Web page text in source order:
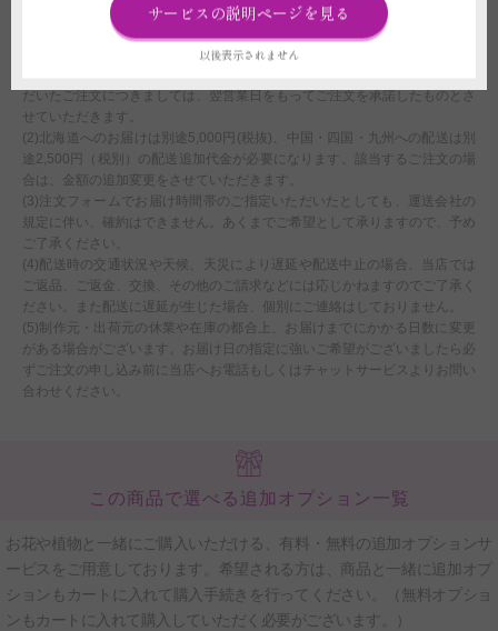
配送に関わる重要な注意事項
だいたご注文につきましては、翌営業日をもってご注文を承諾したものとさ
せていただきます。
(2)北海道へのお届けは別途5,000円(税抜)、中国・四国・九州への配送は別
途2,500円（税別）の配送追加代金が必要になります。該当するご注文の場
合は、金額の追加変更をさせていただきます。
(3)注文フォームでお届け時間帯のご指定いただいたとしても、運送会社の
規定に伴い、確約はできません。あくまでご希望として承りますので、予め
ご了承ください。
(4)配送時の交通状況や天候、天災により遅延や配送中止の場合、当店では
ご返品、ご返金、交換、その他のご請求などには応じかねますのでご了承く
ださい。また配送に遅延が生じた場合、個別にご連絡はしておりません。
(5)制作元・出荷元の休業や在庫の都合上、お届けまでにかかる日数に変更
がある場合がございます。お届け日の指定に強いご希望がございましたら必
ずご注文の申し込み前に当店へお電話もしくはチャットサービスよりお問い
合わせください。
この商品で選べる追加オプション一覧
お花や植物と一緒にご購入いただける、有料・無料の追加オプションサ
ービスをご用意しております。希望される方は、商品と一緒に追加オプ
ションもカートに入れて購入手続きを行ってください。（無料オプショ
ンもカートに入れて購入していただく必要がございます。）
サービスの説明ページを見る
以後表示されません